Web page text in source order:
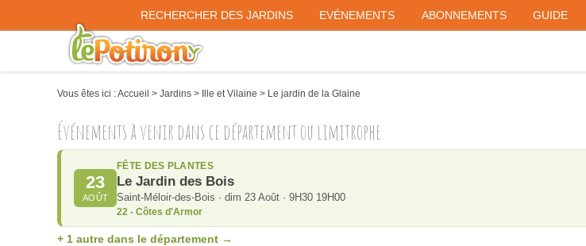
RECHERCHER DES JARDINS EVÉNEMENTS ABONNEMENTS GUIDE
Vous êtes ici :Accueil > Jardins > Ille et Vilaine > Le jardin de la Glaine
Événements à venir dans ce département ou limitrophe
23
AOÛT
FÊTE DES PLANTES
Le Jardin des Bois
Saint-Méloir-des-Bois · dim 23 Août · 9H30 19H00
22 - Côtes d'Armor
+ 1 autre dans le département →